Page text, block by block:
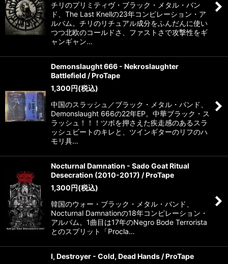
チリのプリミティヴ・ブラック・メタル・バン
ド、The Last Knellの23年コンピレーション・ア
ルバム。チリのリチュアル成分をふんだんに使い
つつ北欧のコールドさ、ファストさで攻撃性をギ
ャンギャン…
Demonslaught 666 - Nekroslaughter
Battlefield / ProTape
1,300円(税込)
中国のスラッシュ／ブラック・メタル・バンド、
Demonslaught 666の22年EP。中華ブラック・ス
ラッシュ！！！ツボを押さえた疾走感のあるスラ
ッシュビートのキレと、ツインギターのリフのハ
モリ具…
Nocturnal Damnation - Sado Goat Ritual
Desecration (2010-2017) / ProTape
1,300円(税込)
韓国のウォー・ブラック・メタル・バンド、
Nocturnal Damnationの18年コンピレーション・
アルバム。1曲目は17年のNegro Bode Terrorista
とのスプリット「Procla…
I, Destroyer - Cold, Dead Hands / ProTape